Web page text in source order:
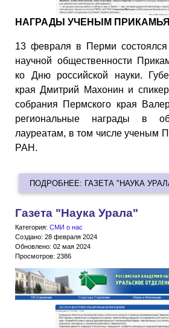
НАГРАДЫ УЧЕНЫМ ПРИКАМЬЯ
13 февраля в Перми
научной общественности
ко Дню российской науки.
края Дмитрий Махонин и спикер
собрания Пермского края
региональные награды в
лауреатам, в том числе ученым
РАН.
ПОДРОБНЕЕ: ГАЗЕТА "НАУКА
Газета "Наука Урала"
Категория: СМИ о нас
Создано: 28 февраля 2024
Обновлено: 02 мая 2024
Просмотров: 2386